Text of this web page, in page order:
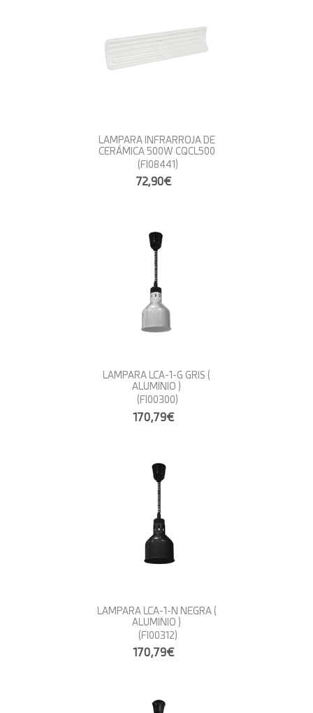
LAMPARA INFRARROJA DE
CERÁMICA 500W CQCL500
(FI08441)
72,90€
LAMPARA LCA-1-G GRIS (
ALUMINIO )
(FI00300)
170,79€
LAMPARA LCA-1-N NEGRA (
ALUMINIO )
(FI00312)
170,79€